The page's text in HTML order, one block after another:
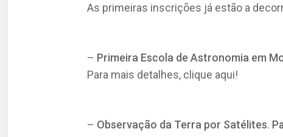
As primeiras inscrições já estão a
– Primeira Escola de Astronomia em
Para mais detalhes, clique aqui!
– Observação da Terra por Satélites.